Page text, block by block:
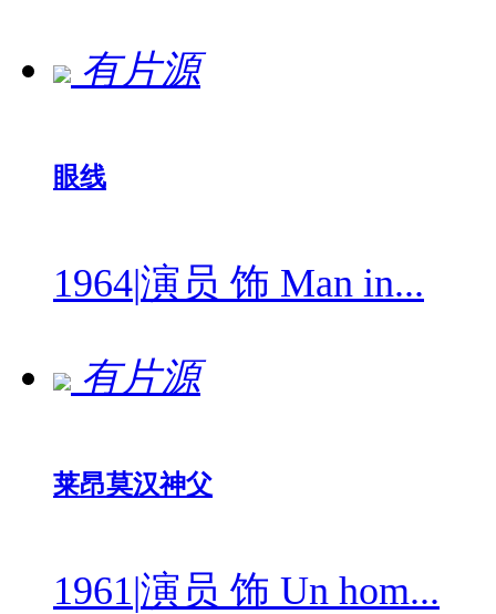
有片源
眼线
1964|演员 饰 Man in...
有片源
莱昂莫汉神父
1961|演员 饰 Un hom...